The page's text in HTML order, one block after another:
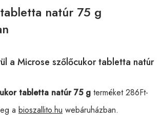
natúr 75 g
a Microse szőlőcukor tabletta natúr
tabletta natúr 75 g terméket 286Ft-
a bioszallito.hu webáruházban.